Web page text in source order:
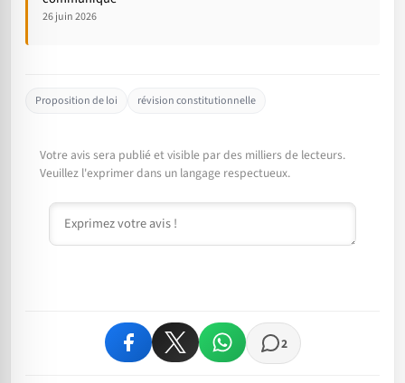
26 juin 2026
Proposition de loi révision constitutionnelle
Votre avis sera publié et visible par des milliers de lecteurs.
Veuillez l'exprimer dans un langage respectueux.
Commentaire
2